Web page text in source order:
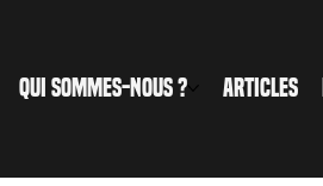
QUI SOMMES-NOUS ? ARTICLES